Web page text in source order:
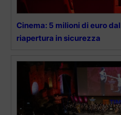
Cinema: 5 milioni di euro
riapertura in sicurezza